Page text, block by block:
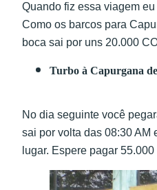
Quando fiz essa viagem
Como os barcos para
boca sai por uns 20.000
Turbo à Capurgana
No dia seguinte você
sai por volta das 08:30 AM
lugar. Espere pagar